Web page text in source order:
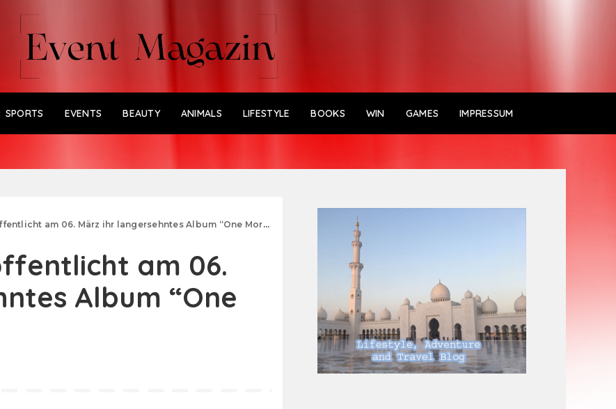
SPORTS EVENTS BEAUTY ANIMALS LIFESTYLE BOOKS WIN GAMES IMPRESSUM
am 06. März ihr langersehntes Album “One More Year”
am 06.
Album “One